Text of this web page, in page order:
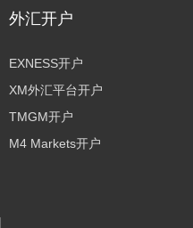
外汇开户
EXNESS开户
XM外汇平台开户
TMGM开户
M4 Markets开户